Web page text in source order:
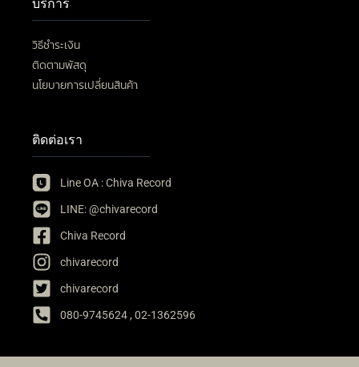
วิธีชำระเงิน
ติดตามพัสดุ
นโยบายการเปลี่ยนสินค้า
ติดต่อเรา
Line OA : Chiva Record
LINE: @chivarecord
Chiva Record
chivarecord
chivarecord
080-9745624 , 02-1362596